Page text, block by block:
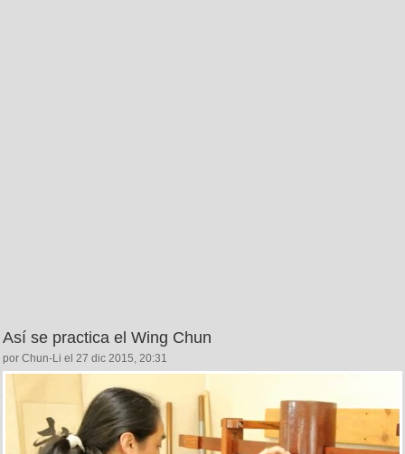
Así se practica el Wing Chun
por Chun-Li el 27 dic 2015, 20:31